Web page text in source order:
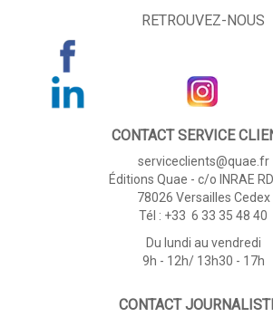
RETROUVEZ-NOUS
CONTACT SERVICE
serviceclients@quae.fr
Éditions Quae - c/o INRAE
78026 Versailles Cedex
Tél : +33 6 33 35 48 40
Du lundi au vendredi
9h - 12h/ 13h30 - 17h
CONTACT